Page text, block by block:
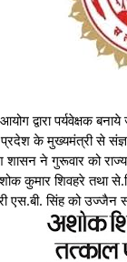
द्वारा पर्यवेक्षक
के मुख्यमंत्री से
ने गुरूवार को
कुमार शिवहरे तथा
सिंह को उज्जैन